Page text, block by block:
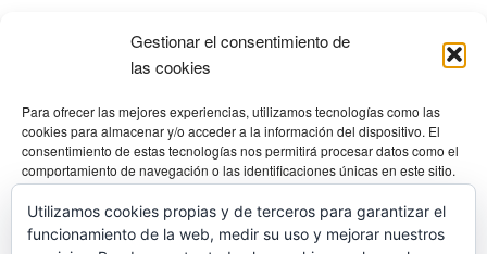
Gestionar el consentimiento de
las cookies
Para ofrecer las mejores experiencias, utilizamos tecnologías como las
cookies para almacenar y/o acceder a la información del dispositivo. El
consentimiento de estas tecnologías nos permitirá procesar datos como el
comportamiento de navegación o las identificaciones únicas en este sitio.
No consentir o retirar el consentimiento, puede afectar negativamente a
ciertas características y funciones.
Gestionar los servicios
Productos
Selecciona una categoría
Utilizamos cookies propias y de terceros para garantizar el
funcionamiento de la web, medir su uso y mejorar nuestros